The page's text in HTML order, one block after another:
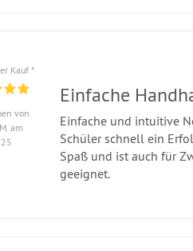
Kauf *
von
am
Einfache
Einfache und intuitive
Schüler schnell ein
Spaß und ist auch für
geeignet.